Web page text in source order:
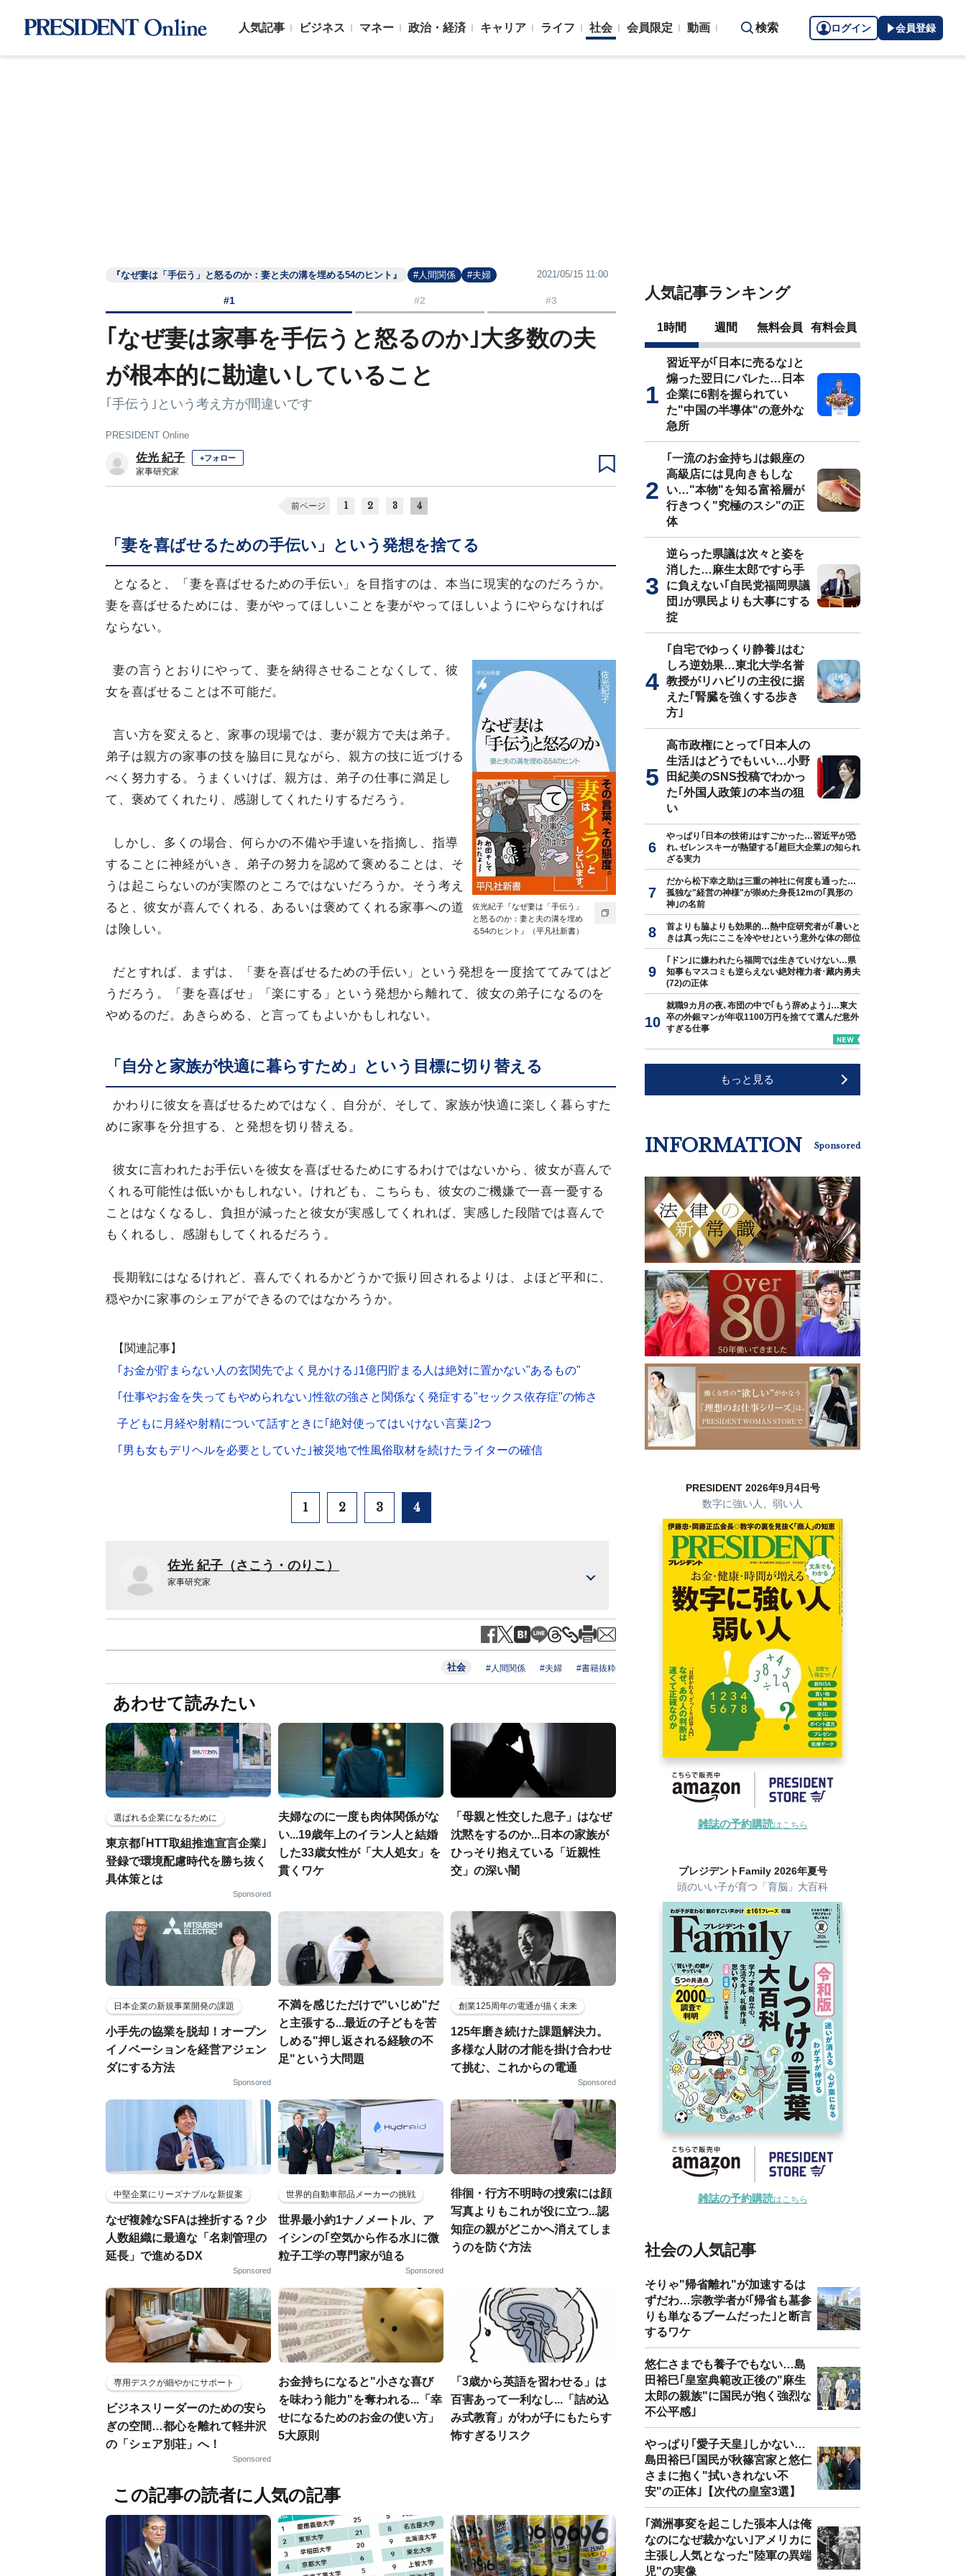
人気記事 ビジネス マネー 政治・経済 キャリア ライフ 社会 会員限定 動画 検索 ログイン 会員登録
『なぜ妻は「手伝う」と怒るのか：妻と夫の溝を埋める54のヒント』 #人間関係 #夫婦 2021/05/15 11:00
#1 #2 #3
｢なぜ妻は家事を手伝うと怒るのか｣大多数の夫
が根本的に勘違いしていること
｢手伝う｣という考え方が間違いです
PRESIDENT Online
佐光 紀子 +フォロー
家事研究家
前ページ 1 2 3 4
「妻を喜ばせるための手伝い」という発想を捨てる
となると、「妻を喜ばせるための手伝い」を目指すのは、本当に現実的なのだろうか。
妻を喜ばせるためには、妻がやってほしいことを妻がやってほしいようにやらなければ
ならない。
佐光紀子『なぜ妻は「手伝う」
と怒るのか：妻と夫の溝を埋め
る54のヒント』（平凡社新書）
妻の言うとおりにやって、妻を納得させることなくして、彼
女を喜ばせることは不可能だ。
言い方を変えると、家事の現場では、妻が親方で夫は弟子。
弟子は親方の家事の技を脇目に見ながら、親方の技に近づける
べく努力する。うまくいけば、親方は、弟子の仕事に満足し
て、褒めてくれたり、感謝してくれたりするだろう。
しかし、多くの場合、何らかの不備や手違いを指摘し、指導
することに神経がいき、弟子の努力を認めて褒めることは、そ
うは起こらないのが実際のところではないだろうか。そう考え
ると、彼女が喜んでくれる、あるいは褒めてくれる家事への道
は険しい。
だとすれば、まずは、「妻を喜ばせるための手伝い」という発想を一度捨ててみてはど
うだろう。「妻を喜ばせ」「楽にする」という発想から離れて、彼女の弟子になるのを
やめるのだ。あきらめる、と言ってもよいかもしれない。
「自分と家族が快適に暮らすため」という目標に切り替える
かわりに彼女を喜ばせるためではなく、自分が、そして、家族が快適に楽しく暮らすた
めに家事を分担する、と発想を切り替える。
彼女に言われたお手伝いを彼女を喜ばせるためにするわけではないから、彼女が喜んで
くれる可能性は低いかもしれない。けれども、こちらも、彼女のご機嫌で一喜一憂する
ことはなくなるし、負担が減ったと彼女が実感してくれれば、実感した段階では喜んで
もくれるし、感謝もしてくれるだろう。
長期戦にはなるけれど、喜んでくれるかどうかで振り回されるよりは、よほど平和に、
穏やかに家事のシェアができるのではなかろうか。
【関連記事】
｢お金が貯まらない人の玄関先でよく見かける｣1億円貯まる人は絶対に置かない"あるもの"
｢仕事やお金を失ってもやめられない｣性欲の強さと関係なく発症する"セックス依存症"の怖さ
子どもに月経や射精について話すときに｢絶対使ってはいけない言葉｣2つ
｢男も女もデリヘルを必要としていた｣被災地で性風俗取材を続けたライターの確信
1 2 3 4
佐光 紀子（さこう・のりこ）
家事研究家
社会 #人間関係 #夫婦 #書籍抜粋
あわせて読みたい
選ばれる企業になるために
東京都｢HTT取組推進宣言企業｣
登録で環境配慮時代を勝ち抜く
具体策とは
Sponsored
夫婦なのに一度も肉体関係がな
い...19歳年上のイラン人と結婚
した33歳女性が「大人処女」を
貫くワケ
「母親と性交した息子」はなぜ
沈黙をするのか...日本の家族が
ひっそり抱えている「近親性
交」の深い闇
日本企業の新規事業開発の課題
小手先の協業を脱却！オープン
イノベーションを経営アジェン
ダにする方法
Sponsored
不満を感じただけで"いじめ"だ
と主張する...最近の子どもを苦
しめる"押し返される経験の不
足"という大問題
創業125周年の電通が描く未来
125年磨き続けた課題解決力。
多様な人財の才能を掛け合わせ
て挑む、これからの電通
Sponsored
中堅企業にリーズナブルな新提案
なぜ複雑なSFAは挫折する？少
人数組織に最適な「名刺管理の
延長」で進めるDX
Sponsored
世界的自動車部品メーカーの挑戦
世界最小約1ナノメートル、ア
イシンの｢空気から作る水｣に微
粒子工学の専門家が迫る
Sponsored
徘徊・行方不明時の捜索には顔
写真よりもこれが役に立つ...認
知症の親がどこかへ消えてしま
うのを防ぐ方法
専用デスクが細やかにサポート
ビジネスリーダーのための安ら
ぎの空間…都心を離れて軽井沢
の「シェア別荘」へ！
Sponsored
お金持ちになると"小さな喜び
を味わう能力"を奪われる...「幸
せになるためのお金の使い方」
5大原則
「3歳から英語を習わせる」は
百害あって一利なし...「詰め込
み式教育」がわが子にもたらす
怖すぎるリスク
この記事の読者に人気の記事
人気記事ランキング
1時間 週間 無料会員 有料会員
習近平が｢日本に売るな｣と
煽った翌日にバレた…日本
企業に6割を握られてい
た"中国の半導体"の意外な
急所
｢一流のお金持ち｣は銀座の
高級店には見向きもしな
い…"本物"を知る富裕層が
行きつく"究極のスシ"の正
体
逆らった県議は次々と姿を
消した…麻生太郎ですら手
に負えない｢自民党福岡県議
団｣が県民よりも大事にする
掟
｢自宅でゆっくり静養｣はむ
しろ逆効果…東北大学名誉
教授がリハビリの主役に据
えた｢腎臓を強くする歩き
方｣
高市政権にとって｢日本人の
生活｣はどうでもいい…小野
田紀美のSNS投稿でわかっ
た｢外国人政策｣の本当の狙
い
やっぱり｢日本の技術｣はすごかった…習近平が恐
れ､ゼレンスキーが熱望する｢超巨大企業｣の知られ
ざる実力
だから松下幸之助は三重の神社に何度も通った…
孤独な"経営の神様"が崇めた身長12mの｢異形の
神｣の名前
首よりも脇よりも効果的…熱中症研究者が｢暑いと
きは真っ先にここを冷やせ｣という意外な体の部位
｢ドン｣に嫌われたら福岡では生きていけない…県
知事もマスコミも逆らえない絶対権力者･藏内勇夫
(72)の正体
就職9カ月の夜､布団の中で｢もう辞めよう｣…東大
卒の外銀マンが年収1100万円を捨てて選んだ意外
すぎる仕事
もっと見る
INFORMATION Sponsored
PRESIDENT 2026年9月4日号
数字に強い人、弱い人
雑誌の予約購読はこちら
プレジデントFamily 2026年夏号
頭のいい子が育つ「育脳」大百科
雑誌の予約購読はこちら
社会の人気記事
そりゃ"帰省離れ"が加速するは
ずだわ…宗教学者が｢帰省も墓参
りも単なるブームだった｣と断言
するワケ
悠仁さまでも養子でもない…島
田裕巳｢皇室典範改正後の"麻生
太郎の親族"に国民が抱く強烈な
不公平感｣
やっぱり｢愛子天皇｣しかない…
島田裕巳｢国民が秋篠宮家と悠仁
さまに抱く"拭いきれない不
安"の正体｣【次代の皇室3選】
｢満洲事変を起こした張本人は俺
なのになぜ裁かない｣アメリカに
主張し人気となった"陸軍の異端
児"の実像